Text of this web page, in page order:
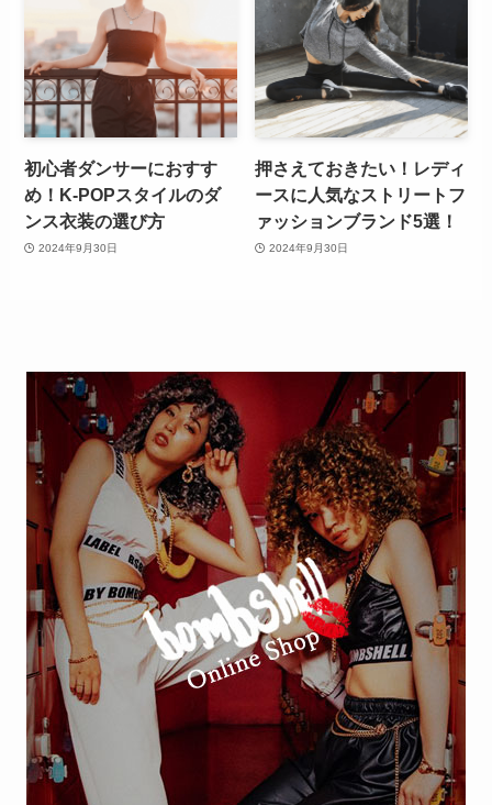
初心者ダンサーにおすす
め！K-POPスタイルのダ
ンス衣装の選び方
2024年9月30日
押さえておきたい！レディ
ースに人気なストリートフ
ァッションブランド5選！
2024年9月30日